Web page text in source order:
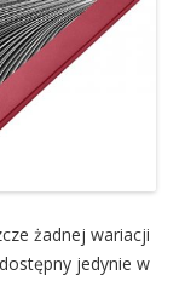
żadnej wariacji
jedynie w